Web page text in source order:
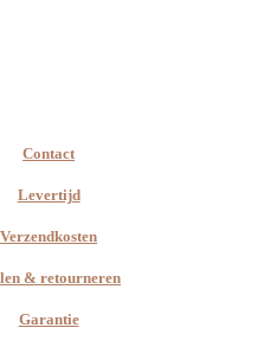
Contact
Levertijd
Verzendkosten
& retourneren
Garantie